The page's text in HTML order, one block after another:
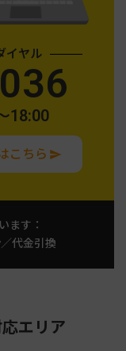
イヤル
18:00
こちら
ます：
代金引換
エリア